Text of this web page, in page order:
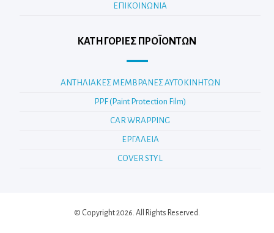
ΕΠΙΚΟΙΝΩΝΙΑ
ΚΑΤΗΓΟΡΊΕΣ ΠΡΟΪΌΝΤΩΝ
ΑΝΤΗΛΙΑΚΕΣ ΜΕΜΒΡΑΝΕΣ ΑΥΤΟΚΙΝΗΤΩΝ
PPF (Paint Protection Film)
CAR WRAPPING
ΕΡΓΑΛΕΙΑ
COVER STYL
© Copyright 2026. All Rights Reserved.